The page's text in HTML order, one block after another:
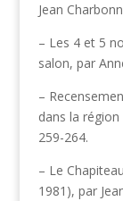
Jean
– Les 4 et 5
salon, par
–
dans la
259-264.
– Le
1981), par